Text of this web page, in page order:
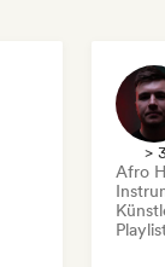
>
Afro